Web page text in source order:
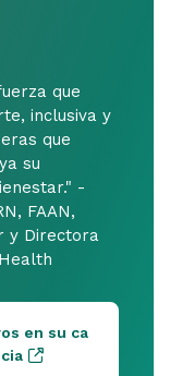
que
inclusiva y
que
su
-
FAAN,
y Directora
en su ca